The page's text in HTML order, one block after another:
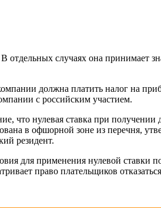
отдельных случаях она принимает
должна платить налог на
с российским участием.
что нулевая ставка при получении
в офшорной зоне из перечня,
резидент.
для применения нулевой ставки
право плательщиков